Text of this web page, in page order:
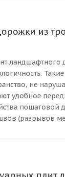
из
ландшафтного
не
удобное
пошаговой
(разрывов